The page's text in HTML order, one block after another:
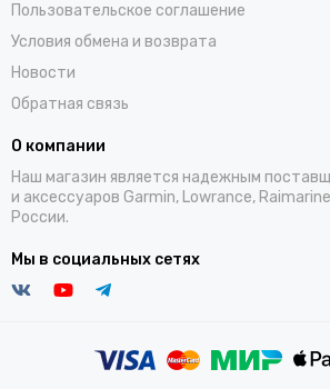
Пользовательское соглашение
Условия обмена и возврата
Новости
Обратная связь
О компании
Наш магазин является надежным
и аксессуаров Garmin, Lowrance,
России.
Мы в социальных сетях